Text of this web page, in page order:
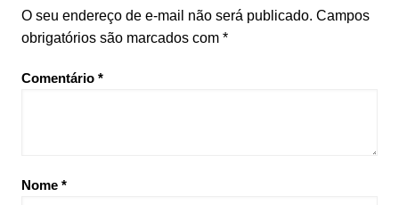
O seu endereço de e-mail não será publicado. Campos
obrigatórios são marcados com *
Comentário *
Nome *